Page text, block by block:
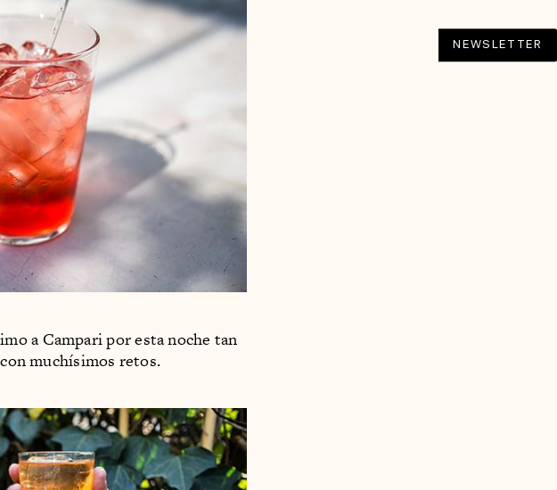
a Campari por esta noche tan
muchísimos retos.
NEWSLETTER